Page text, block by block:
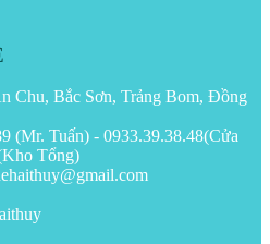
Chu, Bắc Sơn, Trảng Bom, Đồng
(Mr. Tuấn) - 0933.39.38.48(Cửa
Tổng)